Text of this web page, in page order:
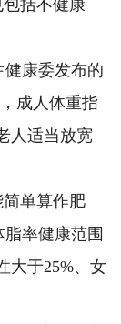
括不健康
康委发布的
成人体重指
人适当放宽
单算作肥
率健康范围
大于25%、女